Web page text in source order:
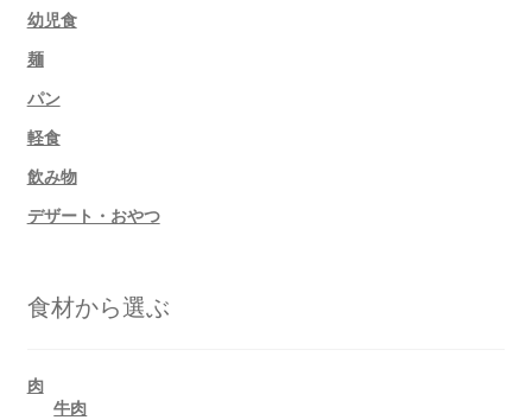
幼児食
麺
パン
軽食
飲み物
デザート・おやつ
食材から選ぶ
肉
牛肉